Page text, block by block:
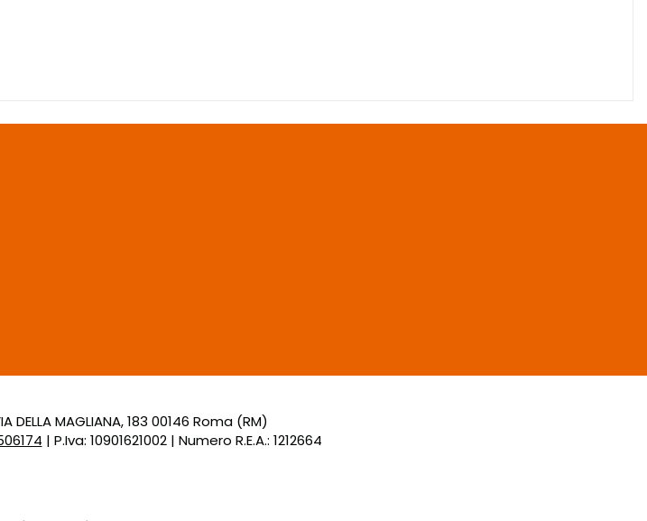
DELLA MAGLIANA, 183 00146 Roma (RM)
| P.Iva: 10901621002 | Numero R.E.A.: 1212664